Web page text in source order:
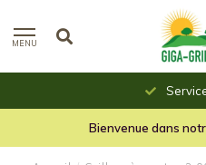
MENU
Bienvenue dans